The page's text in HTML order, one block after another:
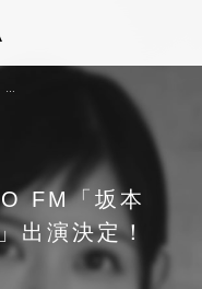
6/10(月)11:00 TOKYO FM「坂本美雨のディアフレンズ」出演決定！
FM「坂本
出演決定！